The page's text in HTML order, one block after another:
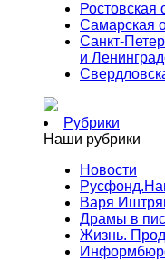
Ростовская
Самарская
Санкт-
и
Рубрики
Наши рубрики
Новости
Варя
Драмы в
Жизнь.